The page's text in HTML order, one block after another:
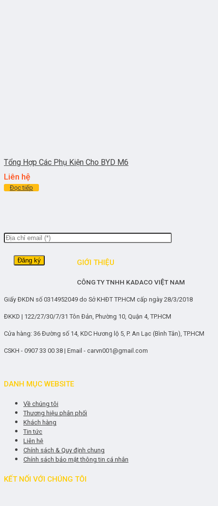
Tổng Hợp Các Phụ Kiện Cho BYD M6
Liên hệ
Đọc tiếp
GIỚI THIỆU
CÔNG TY TNHH KADACO VIỆT NAM
Giấy ĐKDN số 0314952049 do Sở KHĐT TP.HCM cấp ngày 28/3/2018
ĐKKD | 122/27/30/7/31 Tôn Đản, Phường 10, Quận 4, TP.HCM
Cửa hàng: 36 Đường số 14, KDC Hương lộ 5, P. An Lạc (Bình Tân), TP.HCM
CSKH - 0907 33 00 38 | Email - carvn001@gmail.com
DANH MỤC WEBSITE
Về chúng tôi
Thương hiệu phân phối
Khách hàng
Tin tức
Liên hệ
Chính sách & Quy định chung
Chính sách bảo mật thông tin cá nhân
KẾT NỐI VỚI CHÚNG TÔI